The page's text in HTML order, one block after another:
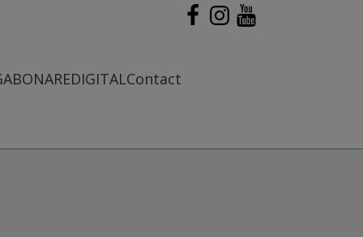
ABONAREDIGITALContact